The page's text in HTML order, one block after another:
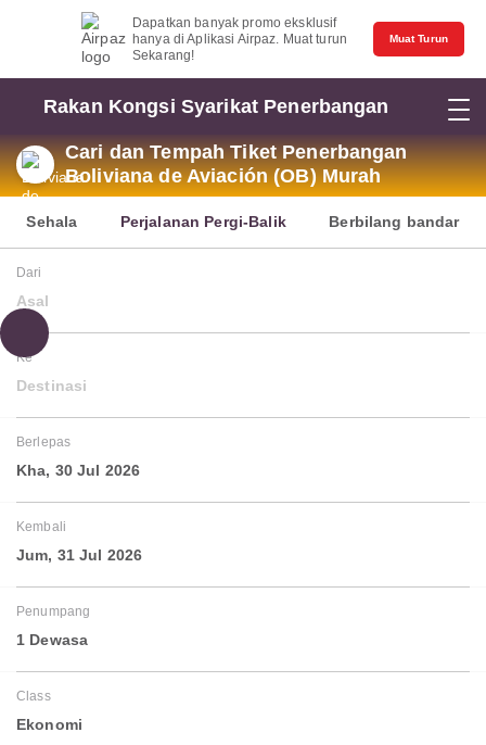
Dapatkan banyak promo eksklusif
hanya di Aplikasi Airpaz. Muat turun
Sekarang!
Muat Turun
Rakan Kongsi Syarikat Penerbangan
Cari dan Tempah Tiket Penerbangan
Boliviana de Aviación (OB) Murah
Sehala Perjalanan Pergi-Balik Berbilang bandar
Dari
Asal
Ke
Destinasi
Berlepas
Kha, 30 Jul 2026
Kembali
Jum, 31 Jul 2026
Penumpang
1 Dewasa
Class
Ekonomi